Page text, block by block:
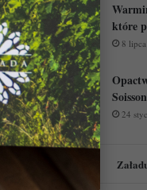
które
8
24